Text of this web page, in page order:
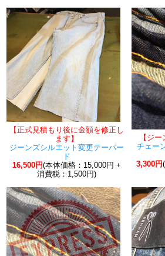
【正式見積もり後に金額を修正し
ます】
ジーンズシルエット変更テーパー
ド
16,500円(本体価格：15,000円 +
消費税：1,500円)
【ジ
チェー
3,300円